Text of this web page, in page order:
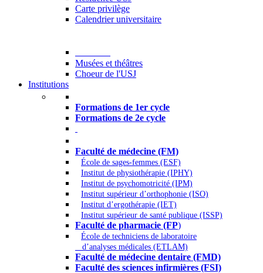
Carte privilège
Calendrier universitaire
Musées et théâtres
Choeur de l'USJ
Institutions
Formations de 1er cycle
Formations de 2e cycle
Faculté de médecine (FM)
École de sages-femmes (ESF)
Institut de physiothérapie (IPHY)
Institut de psychomotricité (IPM)
Institut supérieur d’orthophonie (ISO)
Institut d’ergothérapie (IET)
Institut supérieur de santé publique (ISSP)
Faculté de pharmacie (FP)
École de techniciens de laboratoire
d’analyses médicales (ETLAM)
Faculté de médecine dentaire (FMD)
Faculté des sciences infirmières (FSI)